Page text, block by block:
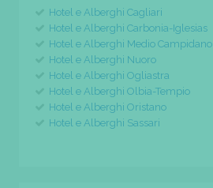
Hotel e Alberghi Cagliari
Hotel e Alberghi Carbonia-Iglesias
Hotel e Alberghi Medio Campidano
Hotel e Alberghi Nuoro
Hotel e Alberghi Ogliastra
Hotel e Alberghi Olbia-Tempio
Hotel e Alberghi Oristano
Hotel e Alberghi Sassari